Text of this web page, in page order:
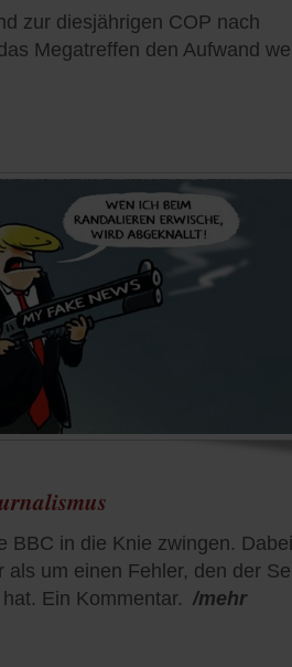
zur diesjährigen COP nach
Megatreffen den Aufwand
BBC in die Knie zwingen. Dabei
als um einen Fehler, den der
Ein Kommentar. /mehr